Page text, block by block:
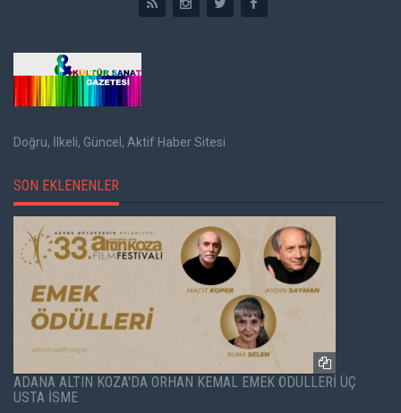
Doğru, İlkeli, Güncel, Aktif Haber Sitesi
SON EKLENENLER
ADANA ALTIN KOZA'DA ORHAN KEMAL EMEK ÖDÜLLERİ ÜÇ
USTA İSME